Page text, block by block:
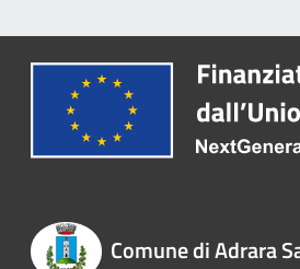
Comune di Adrara